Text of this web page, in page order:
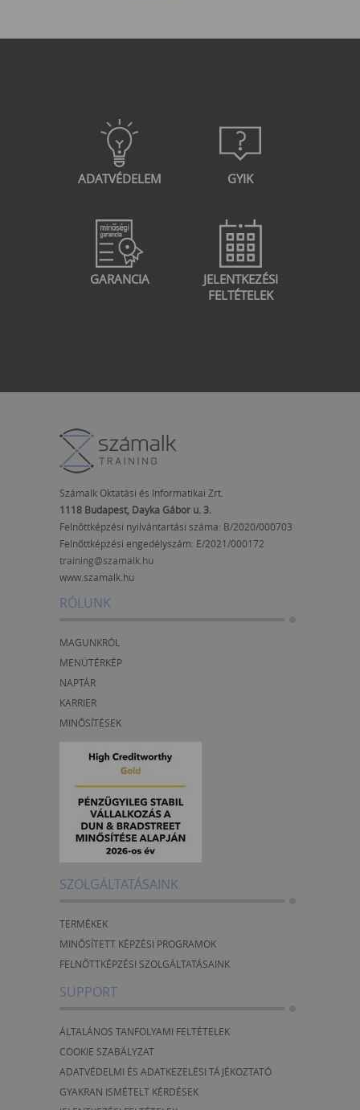
ADATVÉDELEM GYIK
GARANCIA
JELENTKEZÉSI
FELTÉTELEK
Számalk Oktatási és Informatikai Zrt.
1118 Budapest, Dayka Gábor u. 3.
Felnőttképzési nyilvántartási száma: B/2020/000703
Felnőttképzési engedélyszám: E/2021/000172
training@szamalk.hu
www.szamalk.hu
RÓLUNK
MAGUNKRÓL
MENÜTÉRKÉP
NAPTÁR
KARRIER
MINŐSÍTÉSEK
SZOLGÁLTATÁSAINK
TERMÉKEK
MINŐSÍTETT KÉPZÉSI PROGRAMOK
FELNŐTTKÉPZÉSI SZOLGÁLTATÁSAINK
SUPPORT
ÁLTALÁNOS TANFOLYAMI FELTÉTELEK
COOKIE SZABÁLYZAT
ADATVÉDELMI ÉS ADATKEZELÉSI TÁJÉKOZTATÓ
GYAKRAN ISMÉTELT KÉRDÉSEK